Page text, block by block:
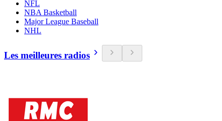
NFL
NBA Basketball
Major League Baseball
NHL
Les meilleures radios